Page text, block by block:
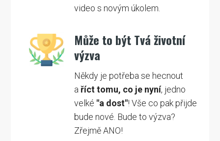
video s novým úkolem.
Může to být Tvá životní
výzva
Někdy je potřeba se hecnout
a říct tomu, co je nyní, jedno
velké "a dost"! Vše co pak přijde
bude nové. Bude to výzva?
Zřejmě ANO!